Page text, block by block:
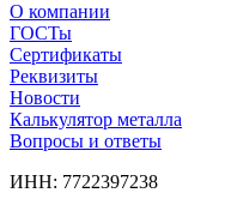
О компании
ГОСТы
Сертификаты
Реквизиты
Новости
Калькулятор металла
Вопросы и ответы
ИНН: 7722397238